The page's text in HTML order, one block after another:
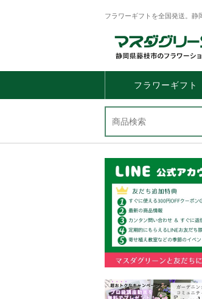
フラワーギフトを全国発送。静
フラワーギフト